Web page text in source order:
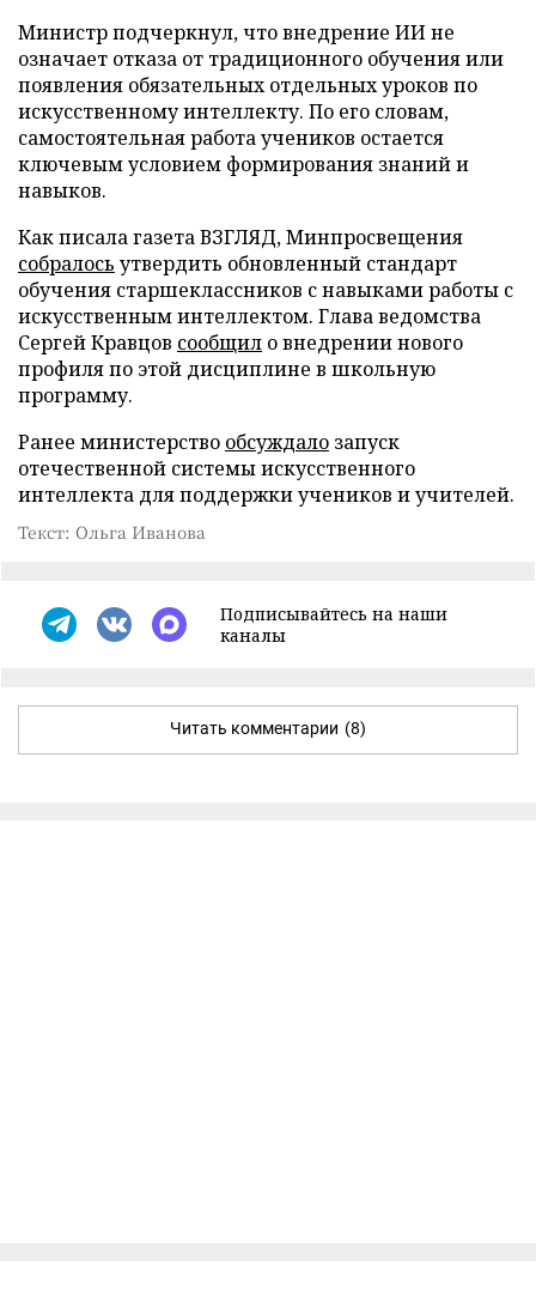
Министр подчеркнул, что внедрение ИИ не
означает отказа от традиционного обучения или
появления обязательных отдельных уроков по
искусственному интеллекту. По его словам,
самостоятельная работа учеников остается
ключевым условием формирования знаний и
навыков.
Как писала газета ВЗГЛЯД, Минпросвещения
собралось утвердить обновленный стандарт
обучения старшеклассников с навыками работы с
искусственным интеллектом. Глава ведомства
Сергей Кравцов сообщил о внедрении нового
профиля по этой дисциплине в школьную
программу.
Ранее министерство обсуждало запуск
отечественной системы искусственного
интеллекта для поддержки учеников и учителей.
Текст: Ольга Иванова
Подписывайтесь на наши
каналы
Читать комментарии (8)